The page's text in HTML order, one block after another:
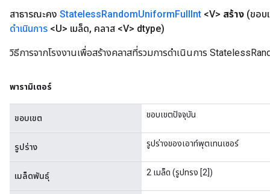
สาธารณะคง StatelessRandomUniformFullInt <V> สร้าง (ขอบ
ดำเนินการ <U> เมล็ด, คลาส <V> dtype)
วิธีการจากโรงงานเพื่อสร้างคลาสที่รวมการดำเนินการ
พารามิเตอร์
ขอบเขต ขอบเขตปัจจุบัน
รูปร่าง รูปร่างของเอาท์พุตเทนเซอร์
เมล็ดพันธุ์ 2 เมล็ด (รูปทรง [2])